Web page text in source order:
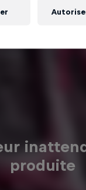
produite